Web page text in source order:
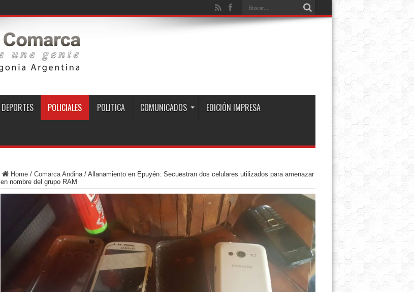
DEPORTES POLICIALES POLITICA COMUNICADOS EDICIÓN IMPRESA
Home/ Comarca Andina/ Allanamiento en Epuyén: Secuestran dos celulares utilizados para amenazar
en nombre del grupo RAM